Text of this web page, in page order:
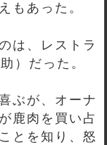
もあった。
は、レストラ
）だった。
ぶが、オーナ
鹿肉を買い占
とを知り、怒